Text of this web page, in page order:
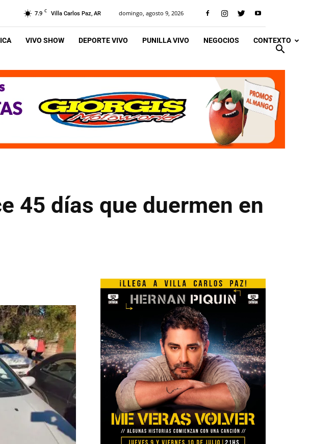
7.9 C Villa Carlos Paz, AR domingo, agosto 9, 2026
VIVO SHOW DEPORTE VIVO PUNILLA VIVO NEGOCIOS CONTEXTO
45 días que duermen en